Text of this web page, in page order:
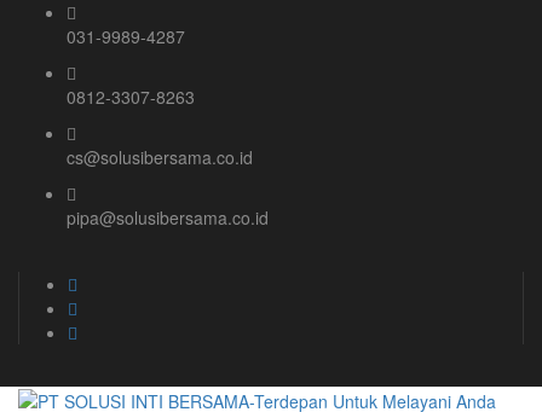
031-9989-4287
0812-3307-8263
cs@solusibersama.co.id
pipa@solusibersama.co.id